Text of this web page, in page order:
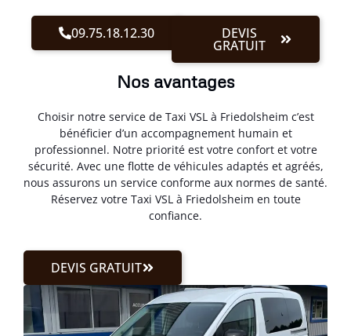
09.75.18.12.30 DEVIS
GRATUIT
Nos avantages
Choisir notre service de Taxi VSL à Friedolsheim c’est
bénéficier d’un accompagnement humain et
professionnel. Notre priorité est votre confort et votre
sécurité. Avec une flotte de véhicules adaptés et agréés,
nous assurons un service conforme aux normes de santé.
Réservez votre Taxi VSL à Friedolsheim en toute
confiance.
DEVIS GRATUIT